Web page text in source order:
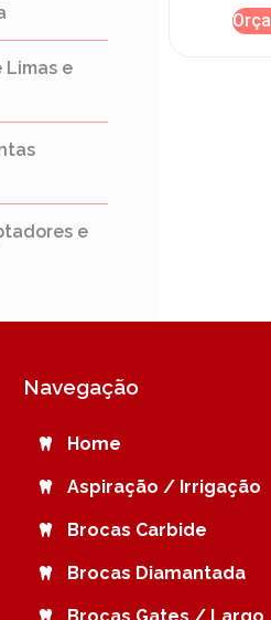
e
e
Navegação
Home
Aspiração / Irrigação
Brocas Carbide
Brocas Diamantada